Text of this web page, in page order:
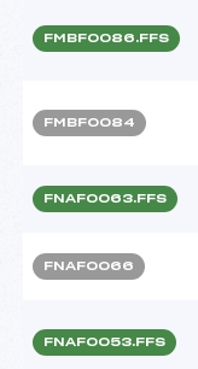
FMBF0086.FFS
FMBF0084
FNAF0063.FFS
FNAF0066
FNAF0053.FFS